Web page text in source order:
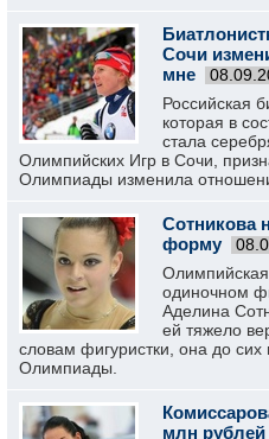
Сочи
мне
Российская
которая в
стала
Олимпийских Игр в Сочи,
Олимпиады изменила
Сотникова
форму
одиночном
Аделина
ей тяжело
словам фигуристки, она до
Олимпиады.
млн рублей